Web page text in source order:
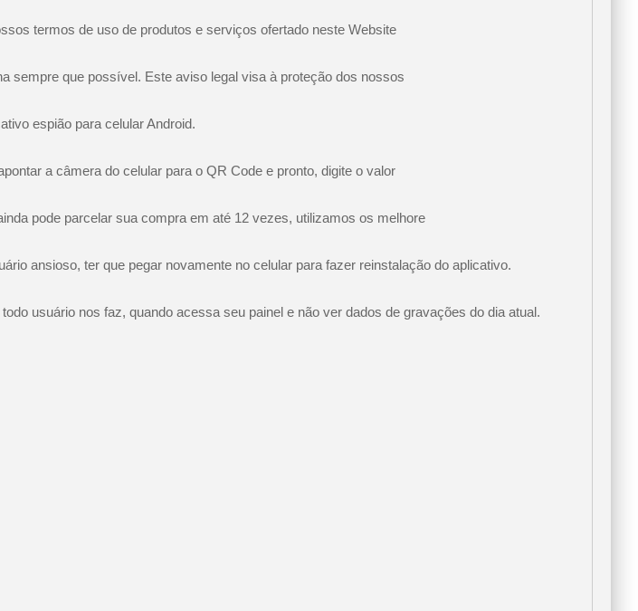
termos de uso de produtos e serviços ofertado neste Website
sempre que possível. Este aviso legal visa à proteção dos nossos
espião para celular Android.
a câmera do celular para o QR Code e pronto, digite o valor
pode parcelar sua compra em até 12 vezes, utilizamos os melhore
ansioso, ter que pegar novamente no celular para fazer reinstalação do aplicativo.
usuário nos faz, quando acessa seu painel e não ver dados de gravações do dia atual.